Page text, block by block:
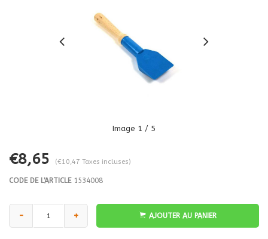
Image 1 / 5
€8,65 (€10,47 Taxes incluses)
CODE DE L'ARTICLE1534008
- + AJOUTER AU PANIER